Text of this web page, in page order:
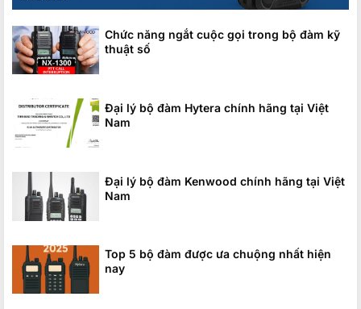
Chức năng ngắt cuộc gọi trong bộ đàm kỹ
thuật số
Đại lý bộ đàm Hytera chính hãng tại Việt
Nam
Đại lý bộ đàm Kenwood chính hãng tại Việt
Nam
Top 5 bộ đàm được ưa chuộng nhất hiện
nay